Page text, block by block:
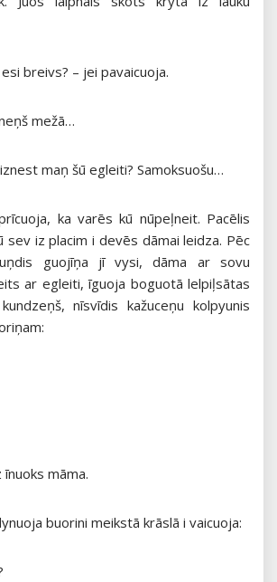
breivs? – jei pavaicuoja.
mežā…
maņ šū egleiti? Samoksuošu…
ka varēs kū nūpeļneit. Pacēlis
sev iz placim i devēs dāmai leidza. Pēc
guojīņa jī vysi, dāma ar sovu
ar egleiti, īguoja boguotā lelpiļsātas
nīsvīdis kažuceņu kolpyunis
māma.
buorini meikstā krāslā i vaicuoja: